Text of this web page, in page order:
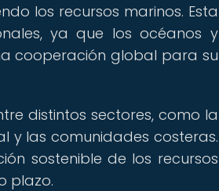
los recursos marinos. Esta
ya que los océanos y
cooperación global para su
distintos sectores, como la
y las comunidades costeras.
sostenible de los recursos
plazo.